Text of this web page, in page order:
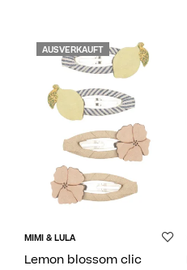
AUSVERKAUFT
MIMI & LULA
Lemon blossom clic